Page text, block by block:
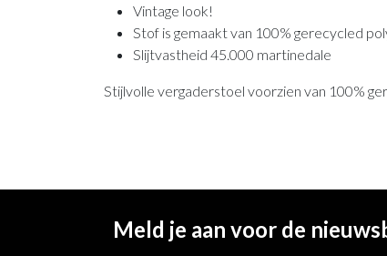
Vintage look!
Stof is gemaakt van 100% gerecycled
Slijtvastheid 45.000 martinedale
Stijlvolle vergaderstoel voorzien van 100%
Meld je aan voor de